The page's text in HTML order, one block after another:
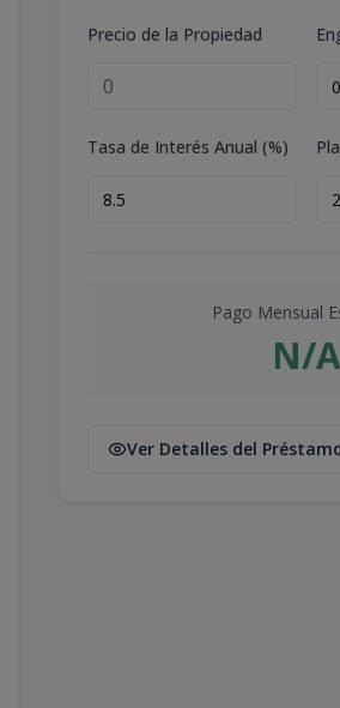
Precio de la Propiedad
Tasa de Interés Anual (%)
Pago Mensual
N/A
Ver Detalles del